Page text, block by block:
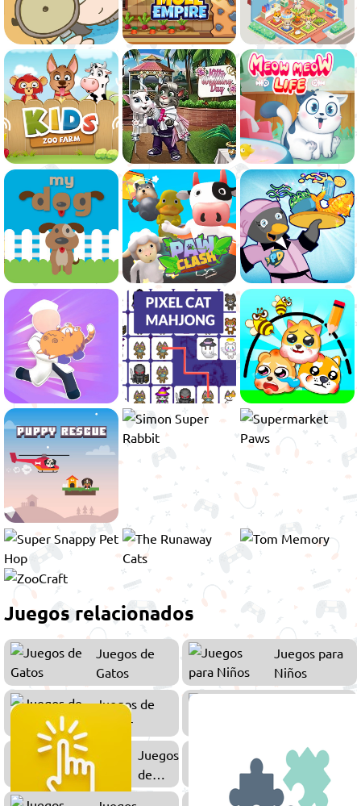
Juegos relacionados
Juegos de
Gatos
Juegos para
Niños
Juegos de
Cuidar
Juegos
de
Clic
Juegos de
Perros